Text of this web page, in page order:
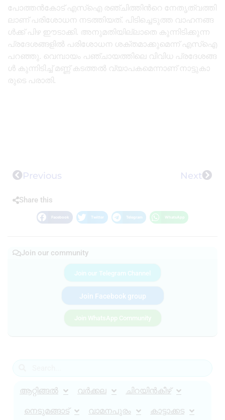
പോ​ത്ത​ൻ​കോ​ട് എ​സ്ഐ ര​ഞ്ചി​ത്തി​ന്‍റെ നേ​തൃ​ത്വ​ത്തി​
ലാ​ണ് പ​രി​ശോ​ധ​ന ന​ട​ത്തി​യ​ത്. പി​ടി​ച്ചെ​ടു​ത്ത വാ​ഹ​ന​ങ്ങ​
ൾ​ക്ക് പി​ഴ ഈ​ടാ​ക്കി. അ​നു​മ​തി​യി​ല്ലാ​തെ കു​ന്നി​ടി​ക്കു​ന്ന
പ്ര​ദേ​ശ​ങ്ങ​ളി​ൽ പ​രി​ശോ​ധ​ന ശ​ക്ത​മാ​ക്കു​മെ​ന്ന് എ​സ്ഐ
പ​റ​ഞ്ഞു. വെ​മ്പാ​യം പ​ഞ്ചാ​യ​ത്തി​ലെ വി​വി​ധ പ്ര​ദേ​ശ​ങ്ങ​
ൾ കു​ന്നി​ടി​ച്ച് മ​ണ്ണ് ക​ട​ത്ത​ൽ വ്യാ​പ​ക​മെ​ന്നാ​ണ് നാ​ട്ടു​കാ​
രു​ടെ പ​രാ​തി.
Previous Next
Share this
Facebook Twitter Telegram WhatsApp
Join our community
Join our Telegram Channel
Join Facebook group
Join WhatsApp Community
ആറ്റിങ്ങൽ വർക്കല ചിറയിൻകീഴ്
നെടുമങ്ങാട് വാമനപുരം കാട്ടാക്കട